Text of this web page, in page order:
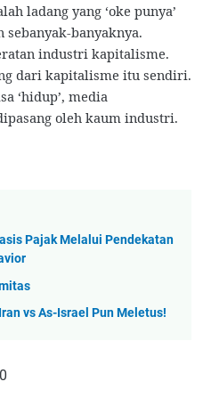
ladang yang ‘oke punya’
banyaknya.
industri kapitalisme.
dari kapitalisme itu sendiri.
‘hidup’, media
oleh kaum industri.
Pajak Melalui Pendekatan
vs As-Israel Pun Meletus!